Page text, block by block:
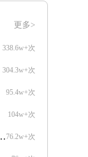
更多>
338.6w+次
免费
304.3w+次
95.4w+次
104w+次
76.2w+次
收费